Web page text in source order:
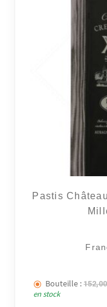
Pastis
Bouteille :
en stock